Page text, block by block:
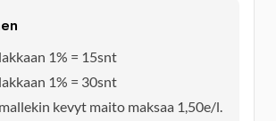
1% = 15snt
1% = 30snt
kevyt maito maksaa 1,50e/l.